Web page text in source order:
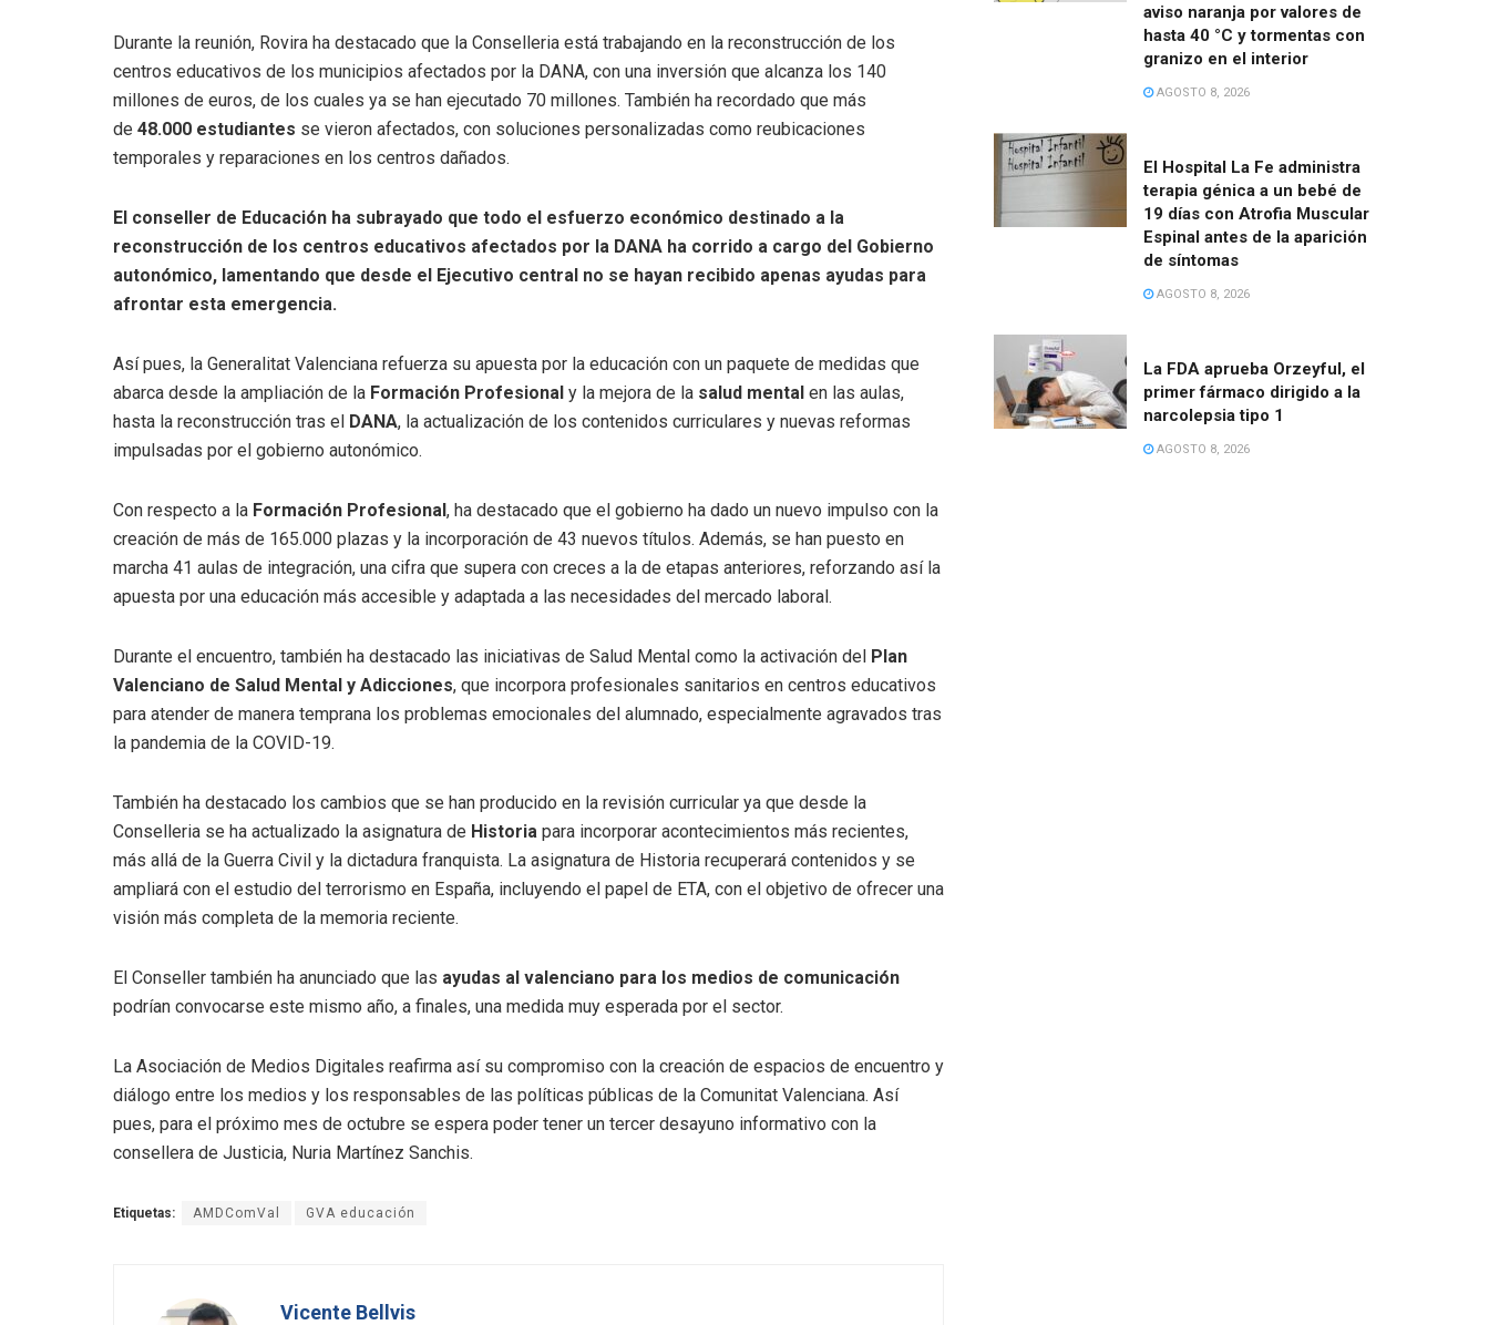
Durante la reunión, Rovira ha destacado que la Conselleria está trabajando en la reconstrucción de los
centros educativos de los municipios afectados por la DANA, con una inversión que alcanza los 140
millones de euros, de los cuales ya se han ejecutado 70 millones. También ha recordado que más
de 48.000 estudiantes se vieron afectados, con soluciones personalizadas como reubicaciones
temporales y reparaciones en los centros dañados.
El conseller de Educación ha subrayado que todo el esfuerzo económico destinado a la
reconstrucción de los centros educativos afectados por la DANA ha corrido a cargo del Gobierno
autonómico, lamentando que desde el Ejecutivo central no se hayan recibido apenas ayudas para
afrontar esta emergencia.
Así pues, la Generalitat Valenciana refuerza su apuesta por la educación con un paquete de medidas que
abarca desde la ampliación de la Formación Profesional y la mejora de la salud mental en las aulas,
hasta la reconstrucción tras el DANA, la actualización de los contenidos curriculares y nuevas reformas
impulsadas por el gobierno autonómico.
Con respecto a la Formación Profesional, ha destacado que el gobierno ha dado un nuevo impulso con la
creación de más de 165.000 plazas y la incorporación de 43 nuevos títulos. Además, se han puesto en
marcha 41 aulas de integración, una cifra que supera con creces a la de etapas anteriores, reforzando así la
apuesta por una educación más accesible y adaptada a las necesidades del mercado laboral.
Durante el encuentro, también ha destacado las iniciativas de Salud Mental como la activación del Plan
Valenciano de Salud Mental y Adicciones, que incorpora profesionales sanitarios en centros educativos
para atender de manera temprana los problemas emocionales del alumnado, especialmente agravados tras
la pandemia de la COVID-19.
También ha destacado los cambios que se han producido en la revisión curricular ya que desde la
Conselleria se ha actualizado la asignatura de Historia para incorporar acontecimientos más recientes,
más allá de la Guerra Civil y la dictadura franquista. La asignatura de Historia recuperará contenidos y se
ampliará con el estudio del terrorismo en España, incluyendo el papel de ETA, con el objetivo de ofrecer una
visión más completa de la memoria reciente.
El Conseller también ha anunciado que las ayudas al valenciano para los medios de comunicación
podrían convocarse este mismo año, a finales, una medida muy esperada por el sector.
La Asociación de Medios Digitales reafirma así su compromiso con la creación de espacios de encuentro y
diálogo entre los medios y los responsables de las políticas públicas de la Comunitat Valenciana. Así
pues, para el próximo mes de octubre se espera poder tener un tercer desayuno informativo con la
consellera de Justicia, Nuria Martínez Sanchis.
Etiquetas: AMDComVal GVA educación
Vicente Bellvis
aviso naranja por valores de
hasta 40 °C y tormentas con
granizo en el interior
AGOSTO 8, 2026
El Hospital La Fe administra
terapia génica a un bebé de
19 días con Atrofia Muscular
Espinal antes de la aparición
de síntomas
AGOSTO 8, 2026
La FDA aprueba Orzeyful, el
primer fármaco dirigido a la
narcolepsia tipo 1
AGOSTO 8, 2026